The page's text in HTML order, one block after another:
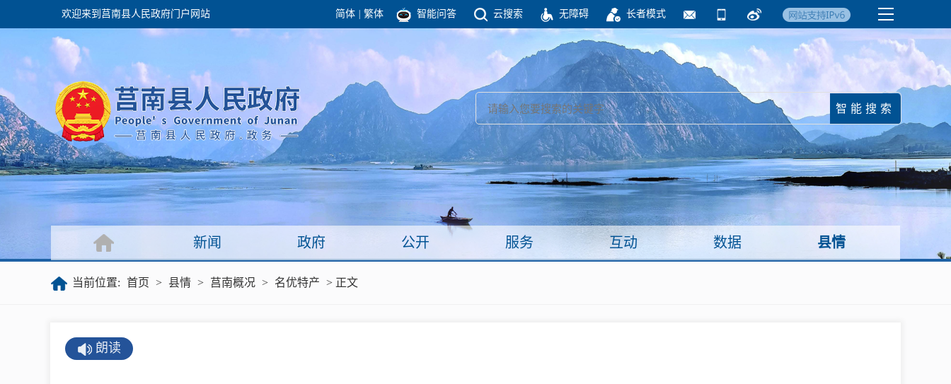
欢迎来到莒南县人民政府门户网站 简体 繁体 智能问答 云搜索 无障碍 长者模式
团结高效 理性法治 公开公平 友善和谐
领导之窗 政府机构
政府会议 政府公报
政府目录 政府数据
政府工作报告
新闻
政务要闻 国务院要闻
部门信息 镇街信息
视频新闻 临沂日报·莒南新
闻
公开 服务
新闻 政府 公开 服务 互动 数据 县情
当前位置: 首页 > 县情 > 莒南概况 > 名优特产 > 正文
朗读